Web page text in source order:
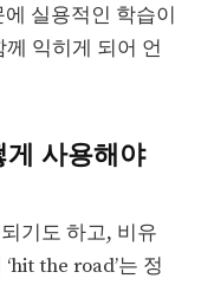
실용적인 학습이
익히게 되어 언
사용해야
기도 하고, 비유
the road’는 정